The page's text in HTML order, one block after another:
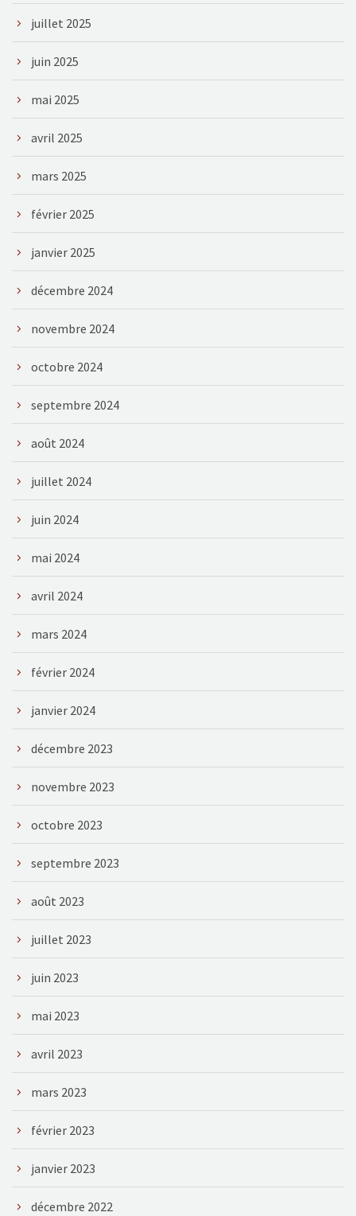
juillet 2025
juin 2025
mai 2025
avril 2025
mars 2025
février 2025
janvier 2025
décembre 2024
novembre 2024
octobre 2024
septembre 2024
août 2024
juillet 2024
juin 2024
mai 2024
avril 2024
mars 2024
février 2024
janvier 2024
décembre 2023
novembre 2023
octobre 2023
septembre 2023
août 2023
juillet 2023
juin 2023
mai 2023
avril 2023
mars 2023
février 2023
janvier 2023
décembre 2022